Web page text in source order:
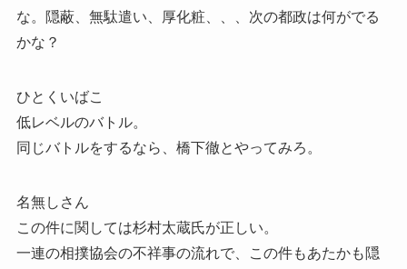
な。隠蔽、無駄遣い、厚化粧、、、次の都政は何がでる
かな？
ひとくいばこ
低レベルのバトル。
同じバトルをするなら、橋下徹とやってみろ。
名無しさん
この件に関しては杉村太蔵氏が正しい。
一連の相撲協会の不祥事の流れで、この件もあたかも隠